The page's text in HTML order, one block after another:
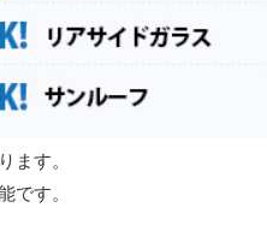
ます。
です。